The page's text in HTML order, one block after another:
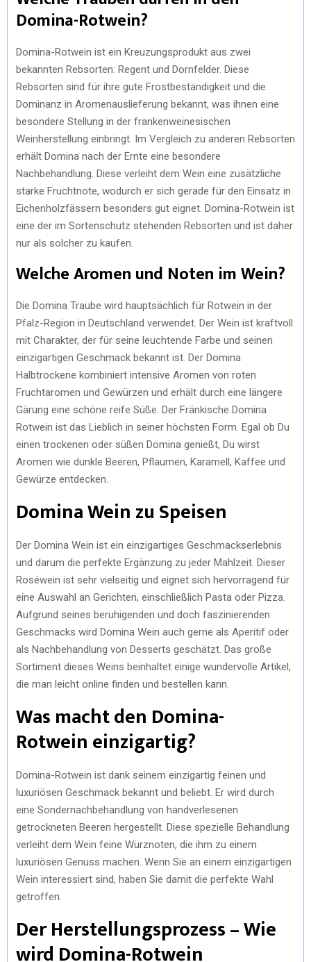
Domina-Rotwein?
Domina-Rotwein ist ein Kreuzungsprodukt aus zwei
bekannten Rebsorten: Regent und Dornfelder. Diese
Rebsorten sind für ihre gute Frostbeständigkeit und die
Dominanz in Aromenauslieferung bekannt, was ihnen eine
besondere Stellung in der frankenweinesischen
Weinherstellung einbringt. Im Vergleich zu anderen Rebsorten
erhält Domina nach der Ernte eine besondere
Nachbehandlung. Diese verleiht dem Wein eine zusätzliche
starke Fruchtnote, wodurch er sich gerade für den Einsatz in
Eichenholzfässern besonders gut eignet. Domina-Rotwein ist
eine der im Sortenschutz stehenden Rebsorten und ist daher
nur als solcher zu kaufen.
Welche Aromen und Noten im Wein?
Die Domina Traube wird hauptsächlich für Rotwein in der
Pfalz-Region in Deutschland verwendet. Der Wein ist kraftvoll
mit Charakter, der für seine leuchtende Farbe und seinen
einzigartigen Geschmack bekannt ist. Der Domina
Halbtrockene kombiniert intensive Aromen von roten
Fruchtaromen und Gewürzen und erhält durch eine längere
Gärung eine schöne reife Süße. Der Fränkische Domina
Rotwein ist das Lieblich in seiner höchsten Form. Egal ob Du
einen trockenen oder süßen Domina genießt, Du wirst
Aromen wie dunkle Beeren, Pflaumen, Karamell, Kaffee und
Gewürze entdecken.
Domina Wein zu Speisen
Der Domina Wein ist ein einzigartiges Geschmackserlebnis
und darum die perfekte Ergänzung zu jeder Mahlzeit. Dieser
Roséwein ist sehr vielseitig und eignet sich hervorragend für
eine Auswahl an Gerichten, einschließlich Pasta oder Pizza.
Aufgrund seines beruhigenden und doch faszinierenden
Geschmacks wird Domina Wein auch gerne als Aperitif oder
als Nachbehandlung von Desserts geschätzt. Das große
Sortiment dieses Weins beinhaltet einige wundervolle Artikel,
die man leicht online finden und bestellen kann.
Was macht den Domina-
Rotwein einzigartig?
Domina-Rotwein ist dank seinem einzigartig feinen und
luxuriösen Geschmack bekannt und beliebt. Er wird durch
eine Sondernachbehandlung von handverlesenen
getrockneten Beeren hergestellt. Diese spezielle Behandlung
verleiht dem Wein feine Würznoten, die ihm zu einem
luxuriösen Genuss machen. Wenn Sie an einem einzigartigen
Wein interessiert sind, haben Sie damit die perfekte Wahl
getroffen.
Der Herstellungsprozess – Wie
wird Domina-Rotwein